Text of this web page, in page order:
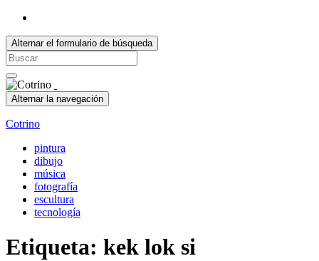
Alternar el formulario de búsqueda
Search
for:
Alternar la navegación
Cotrino
pintura
dibujo
música
fotografía
escultura
tecnología
Etiqueta: kek lok si